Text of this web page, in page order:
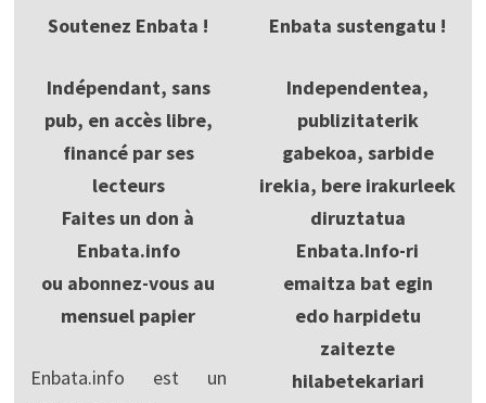
Soutenez Enbata !
Indépendant, sans
pub, en accès libre,
financé par ses
lecteurs
Faites un don à
Enbata.info
ou abonnez-vous au
mensuel papier
Enbata.info est un
Enbata sustengatu !
Independentea,
publizitaterik
gabekoa, sarbide
irekia, bere irakurleek
diruztatua
Enbata.Info-ri
emaitza bat egin
edo harpidetu
zaitezte
hilabetekariari